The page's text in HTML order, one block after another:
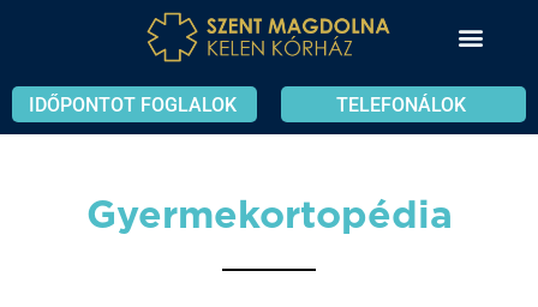
IDŐPONTOT FOGLALOK TELEFONÁLOK
Gyermekortopédia